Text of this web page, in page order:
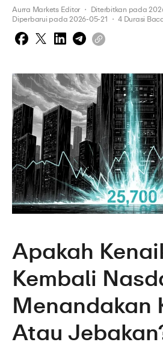
Aurra Markets Editor ・ Diterbitkan pada
Diperbarui pada 2026-05-21 ・ 4 Durasi
Apakah
Kembali
Menandakan
Atau